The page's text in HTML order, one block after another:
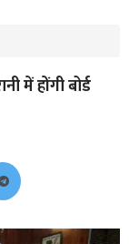
में होंगी बोर्ड